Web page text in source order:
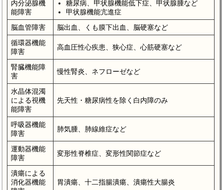
内分泌腺機
能障害
糖尿病、甲状腺機能低下症、甲状腺腫など
甲状腺機能亢進症
脳血管障害
脳出血、くも膜下出血、脳硬塞など
循環器機能
障害
高血圧性心疾患、狭心症、心筋硬塞など
腎臓機能障
害
慢性腎炎、ネフローゼなど
水晶体混濁
による視機
能障害
先天性・糖尿病性を除く白内障のみ
呼吸器機能
障害
肺気腫、肺線維症など
運動器機能
障害
変形性脊椎症、変形性関節症など
潰瘍による
消化器機能
胃潰瘍、十二指腸潰瘍、潰瘍性大腸炎